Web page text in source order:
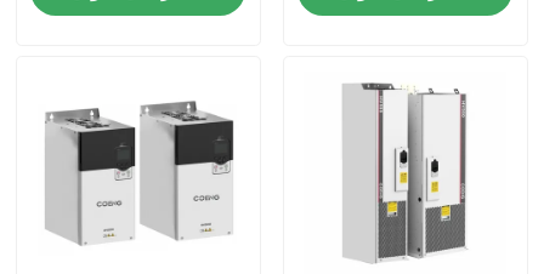
محصولات
ویدیو
درباره ما